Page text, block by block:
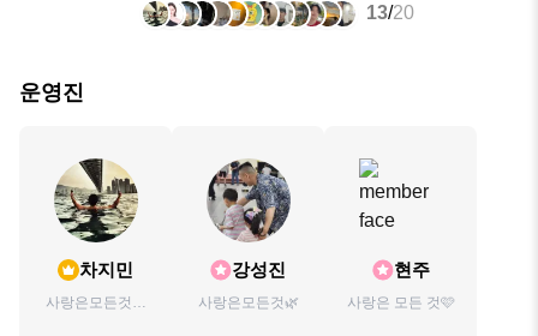
13/20
운영진
차지민
사랑은모든것💙
강성진
사랑은모든것🌿
현주
사랑은 모든 것🩷